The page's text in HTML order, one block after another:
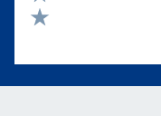
Valuta 2 stelle su 5